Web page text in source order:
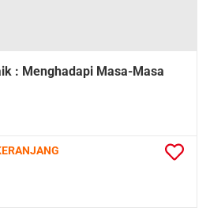
: Menghadapi Masa-Masa